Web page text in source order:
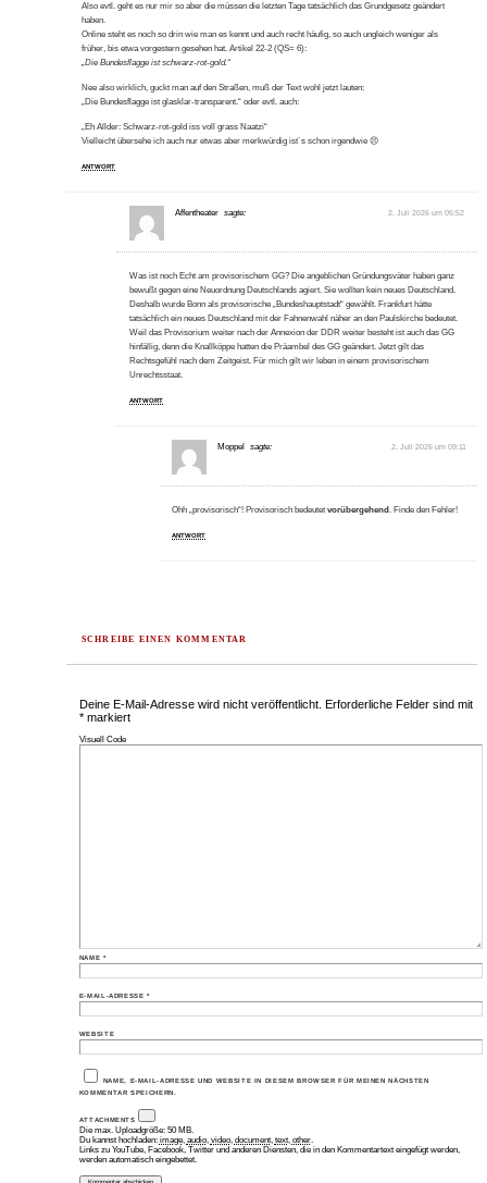
Also evtl. geht es nur mir so aber die müssen die letzten Tage tatsächlich das Grundgesetz geändert
haben.
Online steht es noch so drin wie man es kennt und auch recht häufig, so auch ungleich weniger als
früher, bis etwa vorgestern gesehen hat. Artikel 22-2 (QS= 6):
„Die Bundesflagge ist schwarz-rot-gold.“
Nee also wirklich, guckt man auf den Straßen, muß der Text wohl jetzt lauten:
„Die Bundesflagge ist glasklar-transparent.“ oder evtl. auch:
„Eh Allder: Schwarz-rot-gold iss voll grass Naatzi“
Vielleicht übersehe ich auch nur etwas aber merkwürdig ist´s schon irgendwie 😣
ANTWORT
Affentheater sagte: 2. Juli 2026 um 05:52
Was ist noch Echt am provisorischem GG? Die angeblichen Gründungsväter haben ganz
bewußt gegen eine Neuordnung Deutschlands agiert. Sie wollten kein neues Deutschland.
Deshalb wurde Bonn als provisorische „Bundeshauptstadt“ gewählt. Frankfurt hätte
tatsächlich ein neues Deutschland mit der Fahnenwahl näher an den Paulskirche bedeutet.
Weil das Provisorium weiter nach der Annexion der DDR weiter besteht ist auch das GG
hinfällig, denn die Knallköppe hatten die Präambel des GG geändert. Jetzt gilt das
Rechtsgefühl nach dem Zeitgeist. Für mich gilt wir leben in einem provisorischem
Unrechtsstaat.
ANTWORT
Moppel sagte: 2. Juli 2026 um 09:11
Ohh „provisorisch“! Provisorisch bedeutetvorübergehend. Finde den Fehler!
ANTWORT
SCHREIBE EINEN KOMMENTAR
Deine E-Mail-Adresse wird nicht veröffentlicht. Erforderliche Felder sind mit
*markiert
Visuell Code
NAME *
E-MAIL-ADRESSE*
WEBSITE
NAME, E-MAIL-ADRESSE UND WEBSITE IN DIESEM BROWSER FÜR MEINEN NÄCHSTEN
KOMMENTAR SPEICHERN.
ATTACHMENTS
Die max. Uploadgröße: 50 MB.
Du kannst hochladen: image, audio, video, document, text, other.
Links zu YouTube, Facebook, Twitter und anderen Diensten, die in den Kommentartext eingefügt werden,
werden automatisch eingebettet.